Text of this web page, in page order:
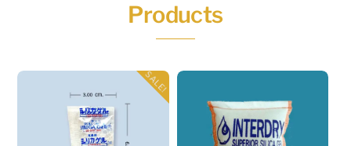
Products
SALE!